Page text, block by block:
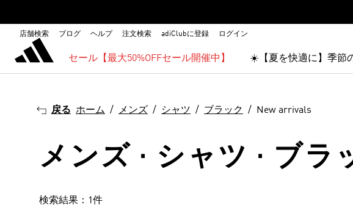
店舗検索 ブログ ヘルプ 注文検索 adiClubに登録 ログイン
セール【最大50%OFFセール開催中】 ☀️【夏を快適に】季節
戻る ホーム メンズ シャツ ブラック New arrivals
メンズ · シャツ · ブラッ
検索結果：1件